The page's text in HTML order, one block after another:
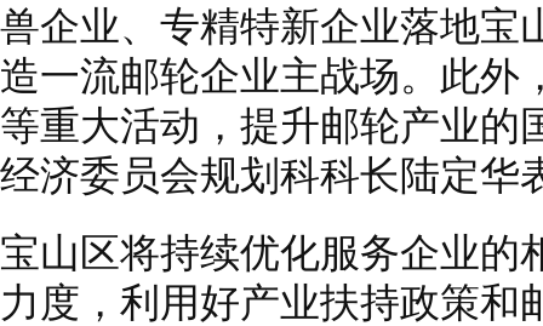
兽企业、专精特新企业落地宝
造一流邮轮企业主战场。此外
等重大活动，提升邮轮产业的
经济委员会规划科科长陆定华
宝山区将持续优化服务企业的
力度，利用好产业扶持政策和